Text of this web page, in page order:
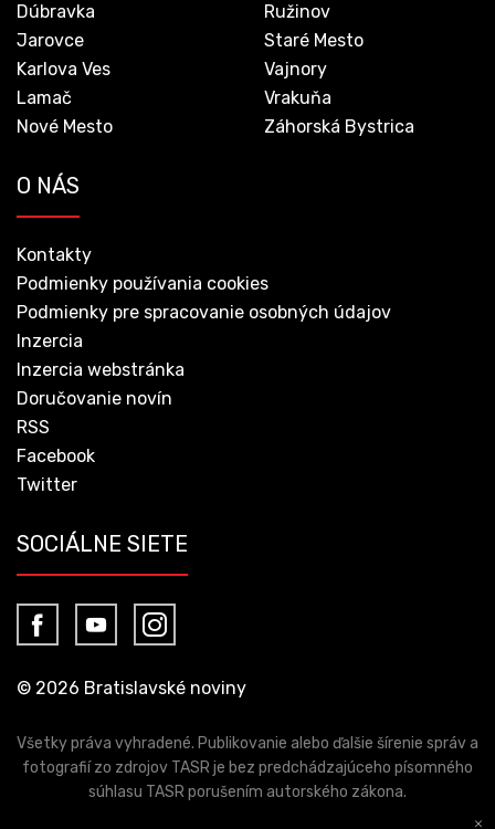
Dúbravka
Jarovce
Karlova Ves
Lamač
Nové Mesto
Ružinov
Staré Mesto
Vajnory
Vrakuňa
Záhorská Bystrica
O NÁS
Kontakty
Podmienky používania cookies
Podmienky pre spracovanie osobných údajov
Inzercia
Inzercia webstránka
Doručovanie novín
RSS
Facebook
Twitter
SOCIÁLNE SIETE
© 2026 Bratislavské noviny
Všetky práva vyhradené. Publikovanie alebo ďalšie šírenie správ a
fotografií zo zdrojov TASR je bez predchádzajúceho písomného
súhlasu TASR porušením autorského zákona.